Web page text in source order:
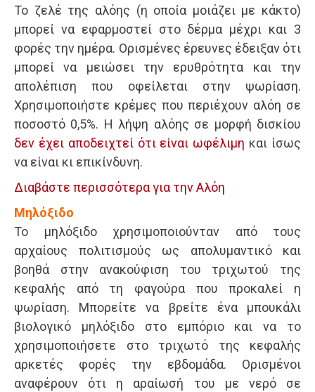
Το ζελέ της αλόης (η οποία μοιάζει με κάκτο)
μπορεί να εφαρμοστεί στο δέρμα μέχρι και 3
φορές την ημέρα. Ορισμένες έρευνες έδειξαν ότι
μπορεί να μειώσει την ερυθρότητα και την
απολέπιση που οφείλεται στην ψωρίαση.
Χρησιμοποιήστε κρέμες που περιέχουν αλόη σε
ποσοστό 0,5%. Η λήψη αλόης σε μορφή δισκίου
δεν έχει αποδειχτεί ότι είναι ωφέλιμη και ίσως
να είναι κι επικίνδυνη.
Διαβάστε περισσότερα για την Αλόη
Μηλόξιδο
Το μηλόξιδο χρησιμοποιούνταν από τους
αρχαίους πολιτισμούς ως απολυμαντικό και
βοηθά στην ανακούφιση του τριχωτού της
κεφαλής από τη φαγούρα που προκαλεί η
ψωρίαση. Μπορείτε να βρείτε ένα μπουκάλι
βιολογικό μηλόξιδο στο εμπόριο και να το
χρησιμοποιήσετε στο τριχωτό της κεφαλής
αρκετές φορές την εβδομάδα. Ορισμένοι
αναφέρουν ότι η αραίωσή του με νερό σε